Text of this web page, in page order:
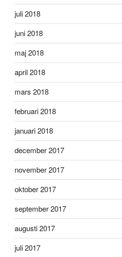
juli 2018
juni 2018
maj 2018
april 2018
mars 2018
februari 2018
januari 2018
december 2017
november 2017
oktober 2017
september 2017
augusti 2017
juli 2017